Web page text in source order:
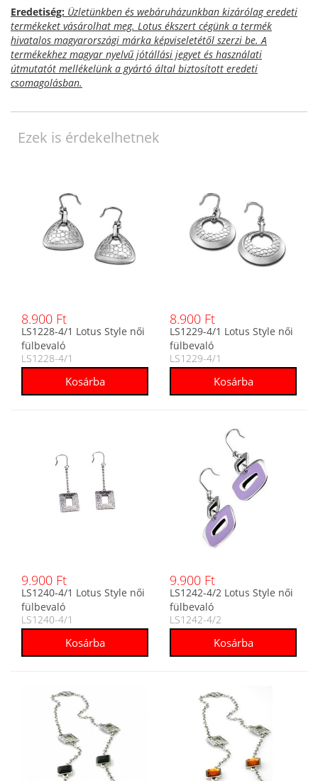
Eredetiség: Üzletünkben és webáruházunkban kizárólag eredeti
termékeket vásárolhat meg. Lotus ékszert cégünk a termék
hivatalos magyarországi márka képviseletétől szerzi be. A
termékekhez magyar nyelvű jótállási jegyet és használati
útmutatót mellékelünk a gyártó által biztosított eredeti
csomagolásban.
Ezek is érdekelhetnek
8.900 Ft
LS1228-4/1 Lotus Style női
fülbevaló
LS1228-4/1
8.900 Ft
LS1229-4/1 Lotus Style női
fülbevaló
LS1229-4/1
9.900 Ft
LS1240-4/1 Lotus Style női
fülbevaló
LS1240-4/1
9.900 Ft
LS1242-4/2 Lotus Style női
fülbevaló
LS1242-4/2